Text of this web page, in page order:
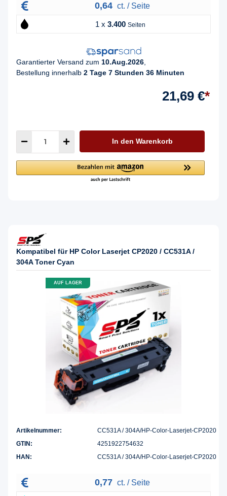
0,64 ct. / Seite
1 x 3.400 Seiten
Garantierter Versand zum 10.Aug.2026
Bestellung innerhalb 2 Tage 7 Stunden 36 Minuten
21,69 €*
In den Warenkorb
Kompatibel für HP Color Laserjet CP2020 / CC531A /
304A Toner Cyan
AUF LAGER
Artikelnummer:
CC531A / 304A/HP-Color-Laserjet-CP2020
GTIN:
4251922754632
HAN:
CC531A / 304A/HP-Color-Laserjet-CP2020
0,77 ct. / Seite